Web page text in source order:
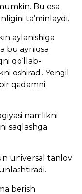
Bu esa
ta’minlaydi.
aylanishiga
bu ayniqsa
qo‘llab-
oshiradi. Yengil
qadamni
namlikni
saqlashga
universal tanlov
berish